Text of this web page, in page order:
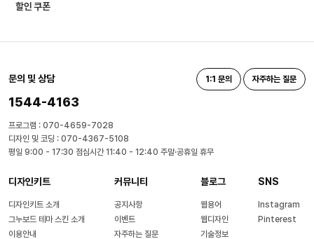
할인 쿠폰
문의 및 상담
1544-4163
프로그램 : 070-4659-7028
디자인 및 코딩 : 070-4367-5108
평일 9:00 - 17:30 점심시간 11:40 - 12:40 주말·공휴일 휴무
디자인키트
디자인키트 소개
그누보드 테마 스킨 소개
이용안내
커뮤니티
공지사항
이벤트
자주하는 질문
블로그
웹용어
웹디자인
기술정보
SNS
Instagram
Pinterest
1:1 문의 자주하는 질문